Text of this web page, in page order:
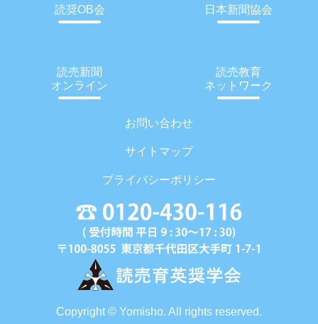
読奨OB会 日本新聞協会
読売新聞
オンライン
読売教育
ネットワーク
お問い合わせ
サイトマップ
プライバシーポリシー
Copyright © Yomisho. All rights reserved.